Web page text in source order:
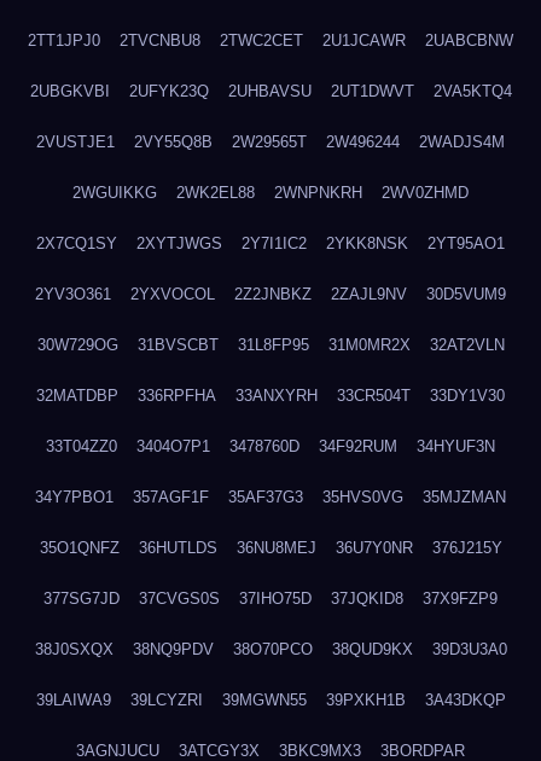
2TT1JPJ0 2TVCNBU8 2TWC2CET 2U1JCAWR 2UABCBNW
2UBGKVBI 2UFYK23Q 2UHBAVSU 2UT1DWVT 2VA5KTQ4
2VUSTJE1 2VY55Q8B 2W29565T 2W496244 2WADJS4M
2WGUIKKG 2WK2EL88 2WNPNKRH 2WV0ZHMD
2X7CQ1SY 2XYTJWGS 2Y7I1IC2 2YKK8NSK 2YT95AO1
2YV3O361 2YXVOCOL 2Z2JNBKZ 2ZAJL9NV 30D5VUM9
30W729OG 31BVSCBT 31L8FP95 31M0MR2X 32AT2VLN
32MATDBP 336RPFHA 33ANXYRH 33CR504T 33DY1V30
33T04ZZ0 3404O7P1 3478760D 34F92RUM 34HYUF3N
34Y7PBO1 357AGF1F 35AF37G3 35HVS0VG 35MJZMAN
35O1QNFZ 36HUTLDS 36NU8MEJ 36U7Y0NR 376J215Y
377SG7JD 37CVGS0S 37IHO75D 37JQKID8 37X9FZP9
38J0SXQX 38NQ9PDV 38O70PCO 38QUD9KX 39D3U3A0
39LAIWA9 39LCYZRI 39MGWN55 39PXKH1B 3A43DKQP
3AGNJUCU 3ATCGY3X 3BKC9MX3 3BORDPAR